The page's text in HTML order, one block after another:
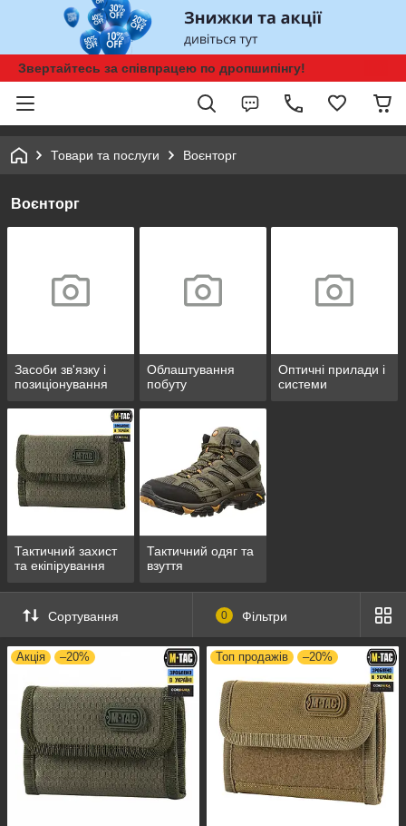
Звертайтесь за співпрацею по дропшипінгу!
Товари та послуги Воєнторг
Воєнторг
Засоби зв'язку і
позиціонування
Облаштування
побуту
Оптичні прилади і
системи
Тактичний захист
та екіпірування
Тактичний одяг та
взуття
Сортування 0 Фільтри
Акція –20% Топ продажів –20%